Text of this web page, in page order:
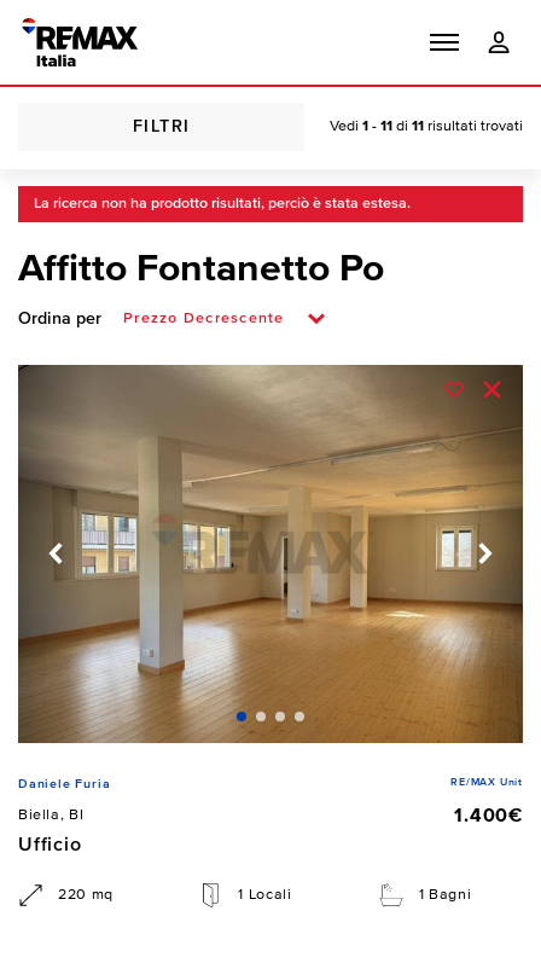
FILTRI Vedi 1 - 11 di 11 risultati trovati
La ricerca non ha prodotto risultati, perciò è stata estesa.
Affitto Fontanetto Po
Ordina per
Daniele Furia RE/MAX Unit
Biella, BI
1.400€
Ufficio
220 mq 1 Locali 1 Bagni